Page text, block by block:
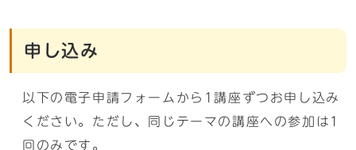
申し込み
以下の電子申請フォームから1講座ずつお申し込み
ください。ただし、同じテーマの講座への参加は1
回のみです。